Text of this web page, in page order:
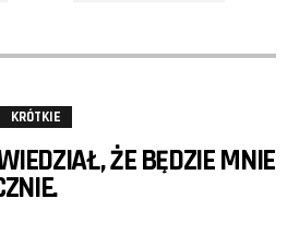
KRÓTKIE
ŻE BĘDZIE MNIE